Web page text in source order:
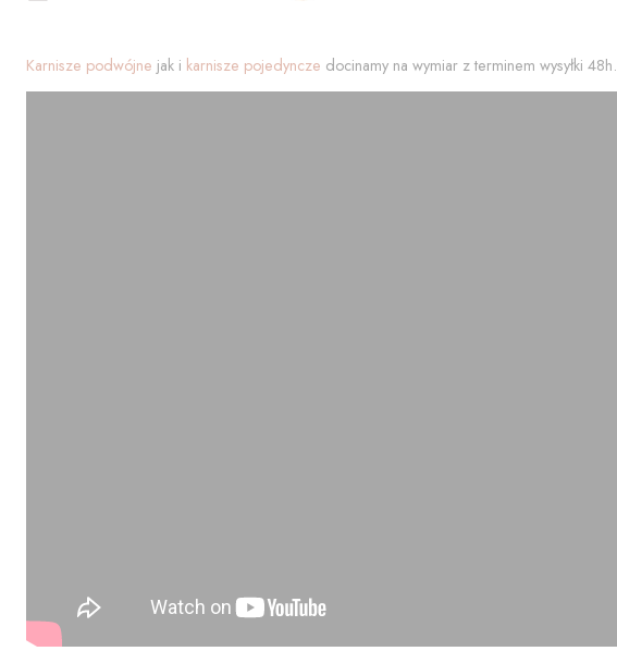
Karnisze podwójne jak i karnisze pojedyncze docinamy na wymiar z terminem wysyłki 48h.